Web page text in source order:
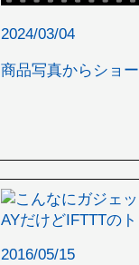
2024/03/04
商品写真からショ
2016/05/15